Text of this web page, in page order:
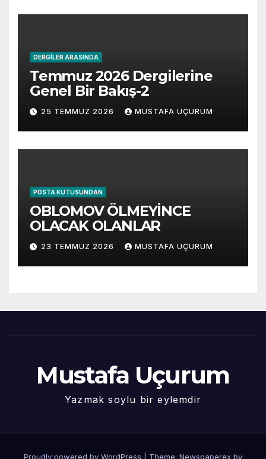
DERGILER ARASINDA
Temmuz 2026 Dergilerine
Genel Bir Bakış-2
25 TEMMUZ 2026 MUSTAFA UÇURUM
POSTA KUTUSUNDAN
OBLOMOV ÖLMEYİNCE
OLACAK OLANLAR
23 TEMMUZ 2026 MUSTAFA UÇURUM
Mustafa Uçurum
Yazmak soylu bir eylemdir
Proudly powered by WordPress Theme: Newspaperex by